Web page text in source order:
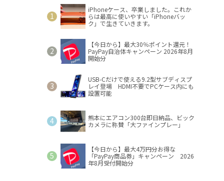
iPhoneケース、卒業しました。これか
らは最高に使いやすい「iPhoneバッ
ク」で生きていきます。
【今日から】最大30％ポイント還元！
PayPay自治体キャンペーン 2026年8月
開始分
USB-Cだけで使える9.2型サブディスプ
レイ登場 HDMI不要でPCケース内にも
設置可能
熊本にエアコン300台即日納品、ビック
カメラに称賛「大ファインプレー」
【今日から】最大4万円分お得な
「PayPay商品券」キャンペーン 2026
年8月受付開始分